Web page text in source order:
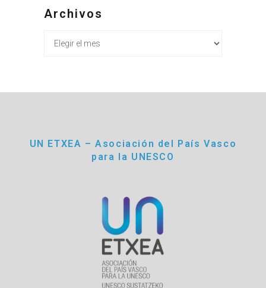
Archivos
UN ETXEA – Asociación del País Vasco
para la UNESCO